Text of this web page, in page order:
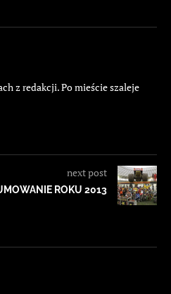
z redakcji. Po mieście szaleje
next post
ROKU 2013